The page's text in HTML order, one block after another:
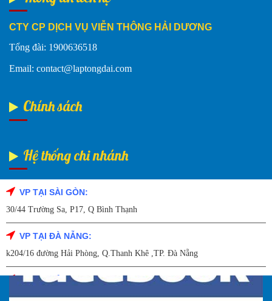
CTY CP DỊCH VỤ VIỄN THÔNG HẢI DƯƠNG
Tổng đài: 1900636518
Email: contact@laptongdai.com
Chính sách
Hệ thống chi nhánh
VP TẠI SÀI GÒN:
30/44 Trường Sa, P17, Q Bình Thạnh
VP TẠI ĐÀ NẴNG:
k204/16 đường Hải Phòng, Q.Thanh Khê ,TP. Đà Nẵng
VP TẠI HẢI DƯƠNG:
Số 9/14 – P.Tứ Thông – TP Hải Dương
Fanpage Facebook